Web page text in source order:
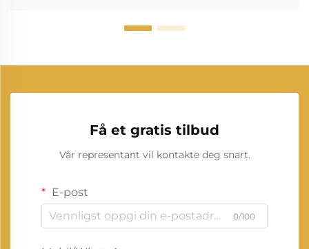
Få et gratis tilbud
Vår representant vil kontakte deg snart.
E-post
0/100